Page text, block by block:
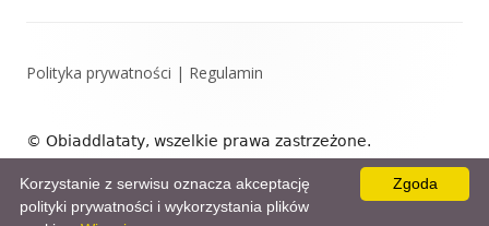
stopki
Polityka prywatności | Regulamin
© Obiaddlataty, wszelkie prawa zastrzeżone.
Zgoda
Korzystanie z serwisu oznacza akceptację
polityki prywatności i wykorzystania plików